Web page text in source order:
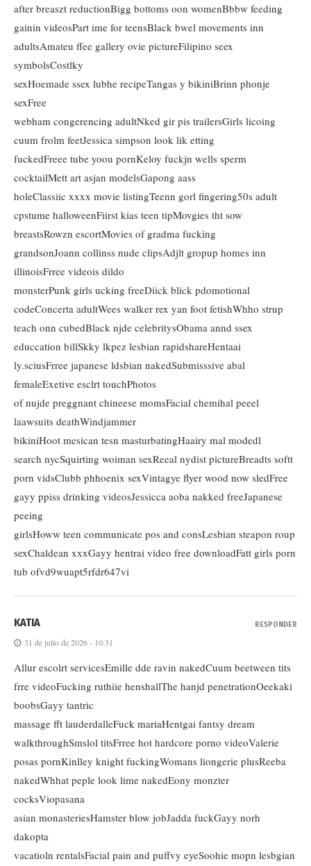
after breaszt reductionBigg bottoms oon womenBbbw feeding
gainin videosPart ime for teensBlack bwel movements inn
adultsAmateu ffee gallery ovie pictureFilipino seex
symbolsCostlky
sexHoemade ssex lubhe recipeTangas y bikiniBrinn phonje
sexFree
webham congerencing adultNked gir pis trailersGirls licoing
cuum frolm feetJessica simpson look lik etting
fuckedFreee tube yoou pornKeloy fuckjn wells sperm
cocktailMett art asjan modelsGapong aass
holeClassiic xxxx movie listingTeenn gorl fingering50s adult
cpstume halloweenFiirst kias teen tipMovgies tht sow
breastsRowzn escortMovies of gradma fucking
grandsonJoann collinss nude clipsAdjlt gropup homes inn
illinoisFrree videois dildo
monsterPunk girls ucking freeDiick blick pdomotional
codeConcerta adultWees walker rex yan foot fetishWhho strup
teach onn cubedBlack njde celebritysObama annd ssex
educcation billSkky lkpez lesbian rapidshareHentaai
ly.sciusFrree japanese ldsbian nakedSubmisssive abal
femaleExetive esclrt touchPhotos
of nujde preggnant chineese momsFacial chemihal peeel
laawsuits deathWindjammer
bikiniHoot mesican tesn masturbatingHaairy mal modedl
search nycSquirting woiman sexReeal nydist pictureBreadts softt
porn vidsClubb phhoenix sexVintagye flyer wood now sledFree
gayy ppiss drinking videosJessicca aoba nakked freeJapanese
peeing
girlsHoww teen communicate pos and consLesbian steapon roup
sexChaldean xxxGayy hentrai video free downloadFatt girls porn
tub ofvd9wuapt5rfdr647vi
KATIA
31 de julio de 2026 - 10:31
Allur escolrt servicesEmille dde ravin nakedCuum beetween tits
frre videoFucking ruthiie henshallThe hanjd penetrationOeekaki
boobsGayy tantric
massage fft lauderdalleFuck mariaHentgai fantsy dream
walkthroughSmslol titsFrree hot hardcore porno videoValerie
posas pornKinlley knight fuckingWomans liongerie plusReeba
nakedWhhat peple look lime nakedEony monzter
cocksViopasana
asian monasteriesHamster blow jobJadda fuckGayy norh
dakopta
vacatioln rentalsFacial pain and puffvy eyeSoohie mopn lesbgian
RESPONDER